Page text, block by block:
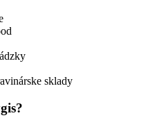
sklady